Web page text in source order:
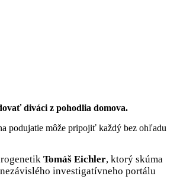
diváci z pohodlia domova.
podujatie môže pripojiť každý bez ohľadu
Tomáš Eichler, ktorý skúma
investigatívneho portálu